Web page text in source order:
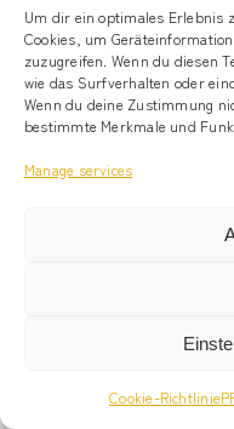
Um dir ein optimales Erlebnis
Cookies, um
zuzugreifen. Wenn du diesen
wie das Surfverhalten oder
Wenn du deine Zustimmung
bestimmte Merkmale und
Manage services
Cookie-Richtlinie
Privacy Policy
Legal Notice